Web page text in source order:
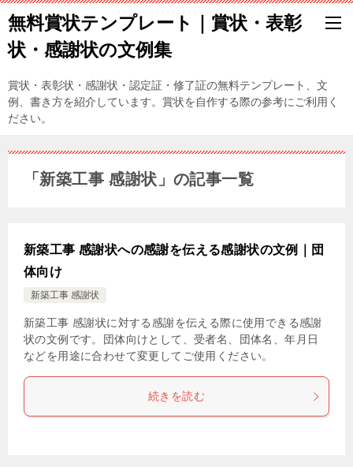
無料賞状テンプレート｜賞状・表彰
状・感謝状の文例集
賞状・表彰状・感謝状・認定証・修了証の無料テンプレート、文
例、書き方を紹介しています。賞状を自作する際の参考にご利用く
ださい。
「新築工事 感謝状」の記事一覧
新築工事 感謝状への感謝を伝える感謝状の文例｜団
体向け
新築工事 感謝状
新築工事 感謝状に対する感謝を伝える際に使用できる感謝
状の文例です。団体向けとして、受者名、団体名、年月日
などを用途に合わせて変更してご使用ください。
続きを読む